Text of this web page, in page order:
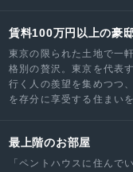
賃料100万円以上の豪
東京の限られた土地で一
格別の贅沢。東京を代表
行く人の羨望を集めつつ
を存分に享受する住まい
最上階のお部屋
「ペントハウスに住んで